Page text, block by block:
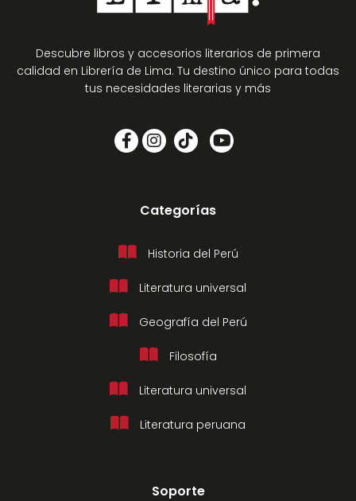
Descubre libros y accesorios literarios de primera
calidad en Librería de Lima. Tu destino único para todas
tus necesidades literarias y más
Categorías
Historia del Perú
Literatura universal
Geografía del Perú
Filosofía
Literatura universal
Literatura peruana
Soporte